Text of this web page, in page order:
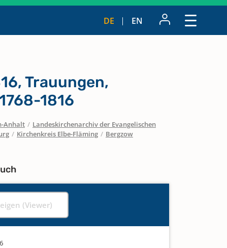
DE EN
Trauungen,
1816
Anhalt / Landeskirchenarchiv der Evangelischen
/ Kirchenkreis Elbe-Fläming / Bergzow
(Viewer)